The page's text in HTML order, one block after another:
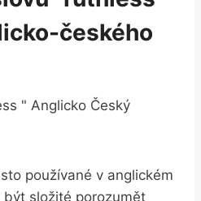
českého
" Anglicko Český
používané v anglickém
složité porozumět